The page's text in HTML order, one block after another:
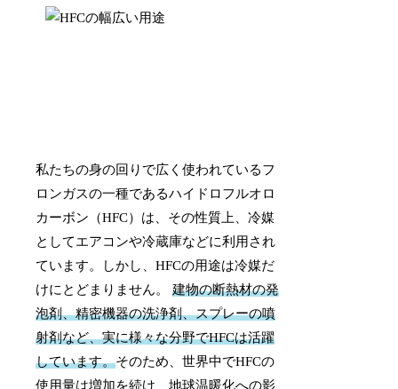
私たちの身の回りで広く使われているフ
ロンガスの一種であるハイドロフルオロ
カーボン（HFC）は、その性質上、冷媒
としてエアコンや冷蔵庫などに利用され
ています。しかし、HFCの用途は冷媒だ
けにとどまりません。建物の断熱材の発
泡剤、精密機器の洗浄剤、スプレーの噴
射剤など、実に様々な分野でHFCは活躍
しています。そのため、世界中でHFCの
使用量は増加を続け、地球温暖化への影